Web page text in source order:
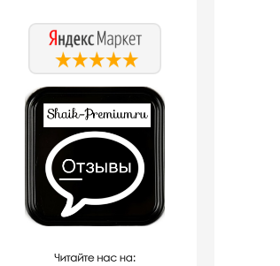
Silvana
Versace
Парфюмерия Shaik
SHAIK /
№ 77 Versace Fraiche,